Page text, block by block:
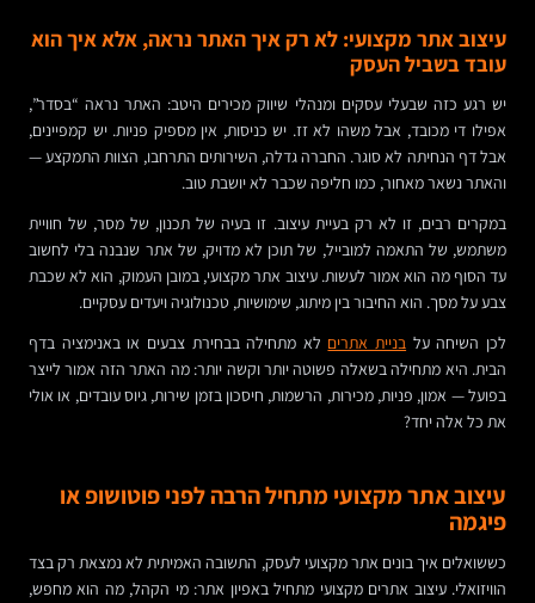
עיצוב אתר מקצועי: לא רק איך האתר נראה, אלא איך הוא
עובד בשביל העסק
יש רגע כזה שבעלי עסקים ומנהלי שיווק מכירים היטב: האתר נראה “בסדר”,
אפילו די מכובד, אבל משהו לא זז. יש כניסות, אין מספיק פניות. יש קמפיינים,
אבל דף הנחיתה לא סוגר. החברה גדלה, השירותים התרחבו, הצוות התמקצע —
והאתר נשאר מאחור, כמו חליפה שכבר לא יושבת טוב.
במקרים רבים, זו לא רק בעיית עיצוב. זו בעיה של תכנון, של מסר, של חוויית
משתמש, של התאמה למובייל, של תוכן לא מדויק, של אתר שנבנה בלי לחשוב
עד הסוף מה הוא אמור לעשות. עיצוב אתר מקצועי, במובן העמוק, הוא לא שכבת
צבע על מסך. הוא החיבור בין מיתוג, שימושיות, טכנולוגיה ויעדים עסקיים.
לכן השיחה על בניית אתרים לא מתחילה בבחירת צבעים או באנימציה בדף
הבית. היא מתחילה בשאלה פשוטה יותר וקשה יותר: מה האתר הזה אמור לייצר
בפועל — אמון, פניות, מכירות, הרשמות, חיסכון בזמן שירות, גיוס עובדים, או אולי
את כל אלה יחד?
עיצוב אתר מקצועי מתחיל הרבה לפני פוטושופ או
פיגמה
כששואלים איך בונים אתר מקצועי לעסק, התשובה האמיתית לא נמצאת רק בצד
הוויזואלי. עיצוב אתרים מקצועי מתחיל באפיון אתר: מי הקהל, מה הוא מחפש,